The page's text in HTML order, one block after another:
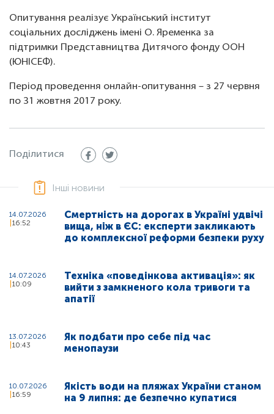
Опитування реалізує Український інститут
соціальних досліджень імені О. Яременка за
підтримки Представництва Дитячого фонду ООН
(ЮНІСЕФ).
Період проведення онлайн-опитування – з 27 червня
по 31 жовтня 2017 року.
Поділитися
Інші новини
14.07.2026
16:52
Смертність на дорогах в Україні удвічі
вища, ніж в ЄС: експерти закликають
до комплексної реформи безпеки руху
14.07.2026
10:09
Техніка «поведінкова активація»: як
вийти з замкненого кола тривоги та
апатії
13.07.2026
10:43
Як подбати про себе під час
менопаузи
10.07.2026
16:59
Якість води на пляжах України станом
на 9 липня: де безпечно купатися